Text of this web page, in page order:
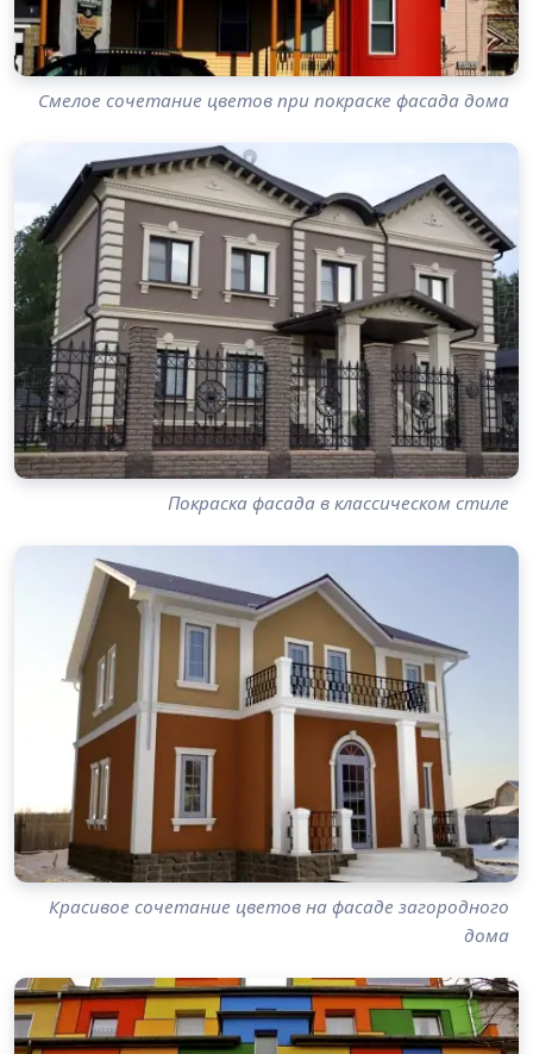
Смелое сочетание цветов при покраске фасада дома
Покраска фасада в классическом стиле
Красивое сочетание цветов на фасаде загородного
дома